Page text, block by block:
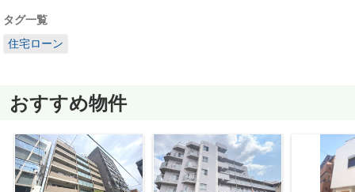
タグ一覧
住宅ローン
おすすめ物件